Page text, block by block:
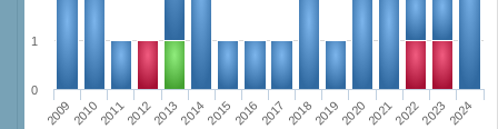
200920102011201220132014201520162017 2018201920202021202220232024
0
1